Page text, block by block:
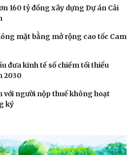
160 tỷ đồng xây dựng Dự án Cải
mặt bằng mở rộng cao tốc Cam
đưa kinh tế số chiếm tối thiểu
2030
với người nộp thuế không hoạt
ký